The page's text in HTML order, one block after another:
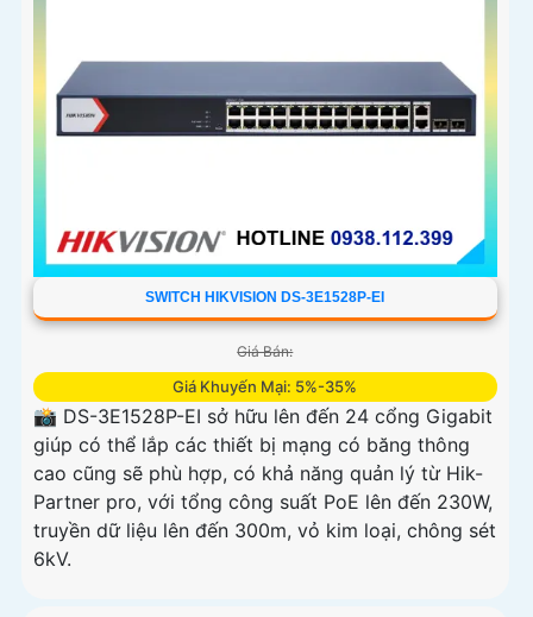
SWITCH HIKVISION DS-3E1528P-EI
Giá Bán:
Giá Khuyến Mại: 5%-35%
📸 DS-3E1528P-EI sở hữu lên đến 24 cổng Gigabit
giúp có thể lắp các thiết bị mạng có băng thông
cao cũng sẽ phù hợp, có khả năng quản lý từ Hik-
Partner pro, với tổng công suất PoE lên đến 230W,
truyền dữ liệu lên đến 300m, vỏ kim loại, chông sét
6kV.